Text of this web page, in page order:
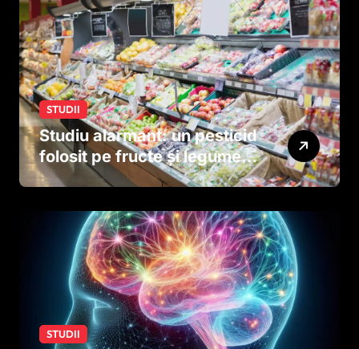
STUDII
Studiu alarmant: un pesticid
folosit pe fructe și legume
ar putea afecta dezvoltarea
dinainte de naștere
STUDII